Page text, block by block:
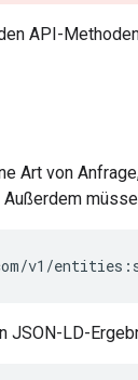
API-
Art von
Außerdem
v1/
JSON-LD-